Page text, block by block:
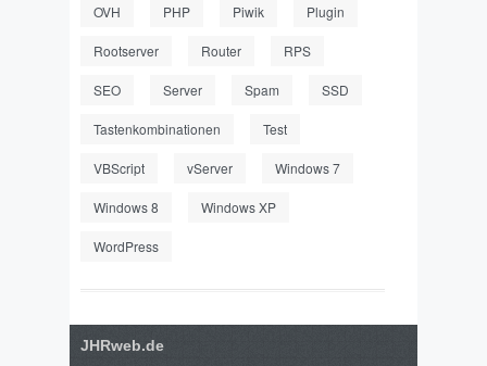
OVH PHP Piwik Plugin
Rootserver Router RPS
SEO Server Spam SSD
Tastenkombinationen Test
VBScript vServer Windows 7
Windows 8 Windows XP
WordPress
JHRweb.de